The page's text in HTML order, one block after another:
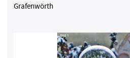
Grafenwörth